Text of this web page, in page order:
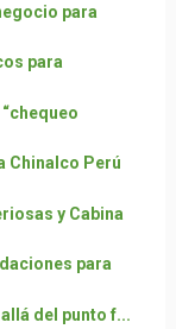
para
para
Chinalco Perú
y Cabina
para
del punto f...